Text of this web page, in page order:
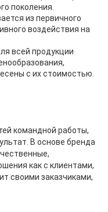
поколения.
из первичного
воздействия на
всей продукции
с их стоимостью.
командной работы,
В основе бренда
как с клиентами,
своими заказчиками,